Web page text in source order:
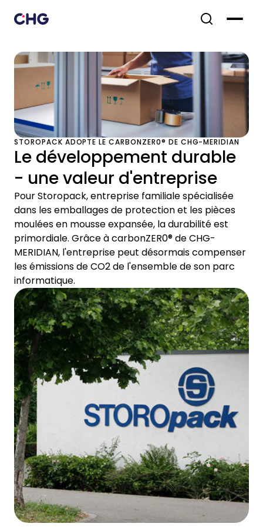
STOROPACK ADOPTE LE CARBONZER0® DE CHG-MERIDIAN
Le développement durable
- une valeur d'entreprise
Pour Storopack, entreprise familiale spécialisée
dans les emballages de protection et les pièces
moulées en mousse expansée, la durabilité est
primordiale. Grâce à carbonZER0® de CHG-
MERIDIAN, l'entreprise peut désormais compenser
les émissions de CO2 de l'ensemble de son parc
informatique.